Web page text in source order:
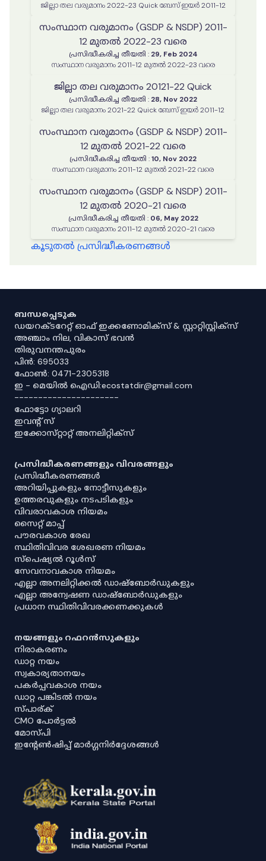
ജില്ലാ തല വരുമാനം 2022-23 Quick ബേസ് ഇയർ 2011-12
സംസ്ഥാന വരുമാനം (GSDP & NSDP) 2011-
12 മുതൽ 2022-23 വരെ
പ്രസിദ്ധീകരിച്ച തീയതി : 29, Feb 2024
സംസ്ഥാന വരുമാനം 2011-12 മുതൽ 2022-23 വരെ
ജില്ലാ തല വരുമാനം 20121-22 Quick
പ്രസിദ്ധീകരിച്ച തീയതി : 28, Nov 2022
ജില്ലാ തല വരുമാനം 2021-22 Quick ബേസ് ഇയർ 2011-12
സംസ്ഥാന വരുമാനം (GSDP & NSDP) 2011-
12 മുതൽ 2021-22 വരെ
പ്രസിദ്ധീകരിച്ച തീയതി :10, Nov 2022
സംസ്ഥാന വരുമാനം 2011-12 മുതൽ 2021-22 വരെ
സംസ്ഥാന വരുമാനം (GSDP & NSDP) 2011-
12 മുതൽ 2020-21 വരെ
പ്രസിദ്ധീകരിച്ച തീയതി : 06, May 2022
സംസ്ഥാന വരുമാനം 2011-12 മുതൽ 2020-21 വരെ
കൂടുതൽ പ്രസിദ്ധീകരണങ്ങൾ
ബന്ധപ്പെടുക
ഡയറക്ടറേറ്റ് ഓഫ് ഇക്കണോമിക്സ് & സ്റ്റാറ്റിസ്റ്റിക്സ്
അഞ്ചാം നില, വികാസ് ഭവൻ
തിരുവനന്തപുരം
പിൻ: 695033
ഫോൺ: 0471-2305318
ഇ - മെയിൽ ഐഡി:ecostatdir@gmail.com
----------------------
ഫോട്ടോ ഗ്യാലറി
ഇവൻ്റ് സ്
ഇക്കോസ്‌റ്റാറ്റ് അനലിറ്റിക്‌സ്
പ്രസിദ്ധീകരണങ്ങളും വിവരങ്ങളും
പ്രസിദ്ധീകരണങ്ങൾ
അറിയിപ്പുകളും നോട്ടീസുകളും
ഉത്തരവുകളും നടപടികളും
വിവരാവകാശ നിയമം
സൈറ്റ് മാപ്പ്
പൗരവകാശ രേഖ
സ്ഥിതിവിവര ശേഖരണ നിയമം
സ്‌പെഷ്യൽ റൂൾസ്
സേവനാവകാശ നിയമം
എല്ലാ അനലിറ്റിക്കൽ ഡാഷ്‌ബോർഡുകളും
എല്ലാ അന്വേഷണ ഡാഷ്‌ബോർഡുകളും
പ്രധാന സ്ഥിതിവിവരക്കണക്കുകൾ
നയങ്ങളും റഫറൻസുകളും
നിരാകരണം
ഡാറ്റ നയം
സ്വകാര്യതാനയം
പകർപ്പവകാശ നയം
ഡാറ്റ പങ്കിടൽ നയം
സ്പാര്ക്
CMO പോർട്ടൽ
മോസ്പി
ഇൻ്റേൺഷിപ്പ് മാർഗ്ഗനിർദ്ദേശങ്ങൾ